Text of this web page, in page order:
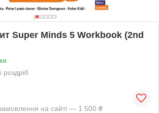
Super Minds 5 Workbook (2nd
роздріб
на сайті — 1 500 ₴